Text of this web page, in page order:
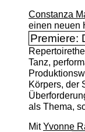
Constanza
einen neuen
Premiere:
Tanz,
Körpers, der
als Thema,
MitYvonne